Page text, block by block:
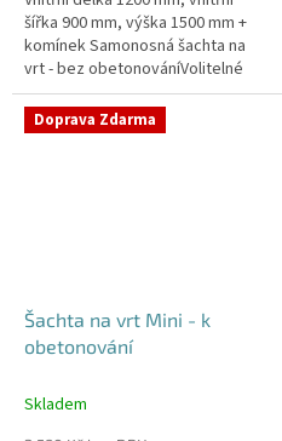
šířka 900 mm, výška 1500 mm +
komínek Samonosná šachta na
vrt - bez obetonováníVolitelné
průměry i pozice prostupů na
pažení vrtu, hadice i...
Doprava Zdarma
Šachta na vrt Mini - k
obetonování
Skladem